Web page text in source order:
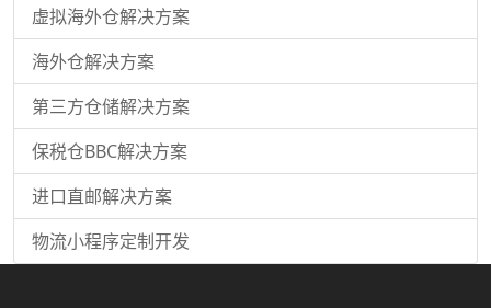
虚拟海外仓解决方案
海外仓解决方案
第三方仓储解决方案
保税仓BBC解决方案
进口直邮解决方案
物流小程序定制开发